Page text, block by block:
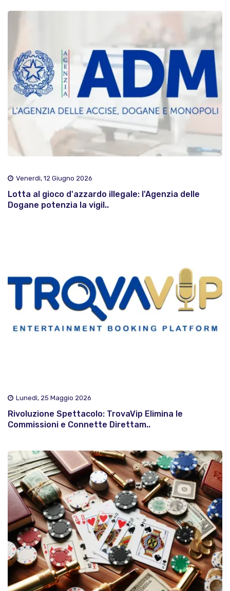
Venerdì, 12 Giugno 2026
Lotta al gioco d'azzardo illegale: l'Agenzia delle
Dogane potenzia la vigil..
Lunedì, 25 Maggio 2026
Rivoluzione Spettacolo: TrovaVip Elimina le
Commissioni e Connette Direttam..